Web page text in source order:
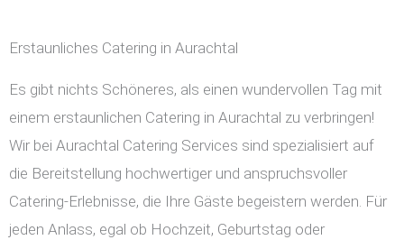
Erstaunliches Catering in Aurachtal
Es gibt nichts Schöneres, als einen wundervollen Tag mit
einem erstaunlichen Catering in Aurachtal zu verbringen!
Wir bei Aurachtal Catering Services sind spezialisiert auf
die Bereitstellung hochwertiger und anspruchsvoller
Catering-Erlebnisse, die Ihre Gäste begeistern werden. Für
jeden Anlass, egal ob Hochzeit, Geburtstag oder